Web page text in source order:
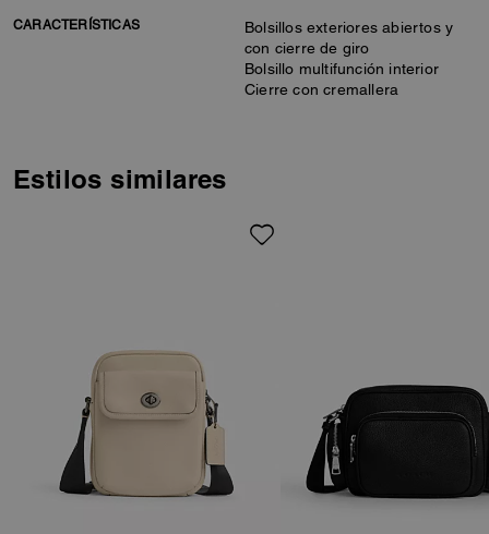
CARACTERÍSTICAS
Bolsillos exteriores abiertos y
con cierre de giro
Bolsillo multifunción interior
Cierre con cremallera
Estilos similares